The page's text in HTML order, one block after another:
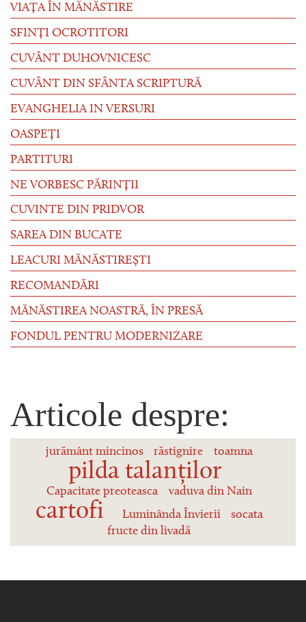
VIAȚA ÎN MĂNĂSTIRE
SFINȚI OCROTITORI
CUVÂNT DUHOVNICESC
CUVÂNT DIN SFÂNTA SCRIPTURĂ
EVANGHELIA IN VERSURI
OASPEȚI
PARTITURI
NE VORBESC PĂRINȚII
CUVINTE DIN PRIDVOR
SAREA DIN BUCATE
LEACURI MĂNĂSTIREȘTI
RECOMANDĂRI
MĂNĂSTIREA NOASTRĂ, ÎN PRESĂ
FONDUL PENTRU MODERNIZARE
Articole despre:
jurământ mincinos răstignire toamna
pilda talanților
Capacitate preoteasca vaduva din Nain
cartofi Luminânda Învierii
socata
fructe din livadă